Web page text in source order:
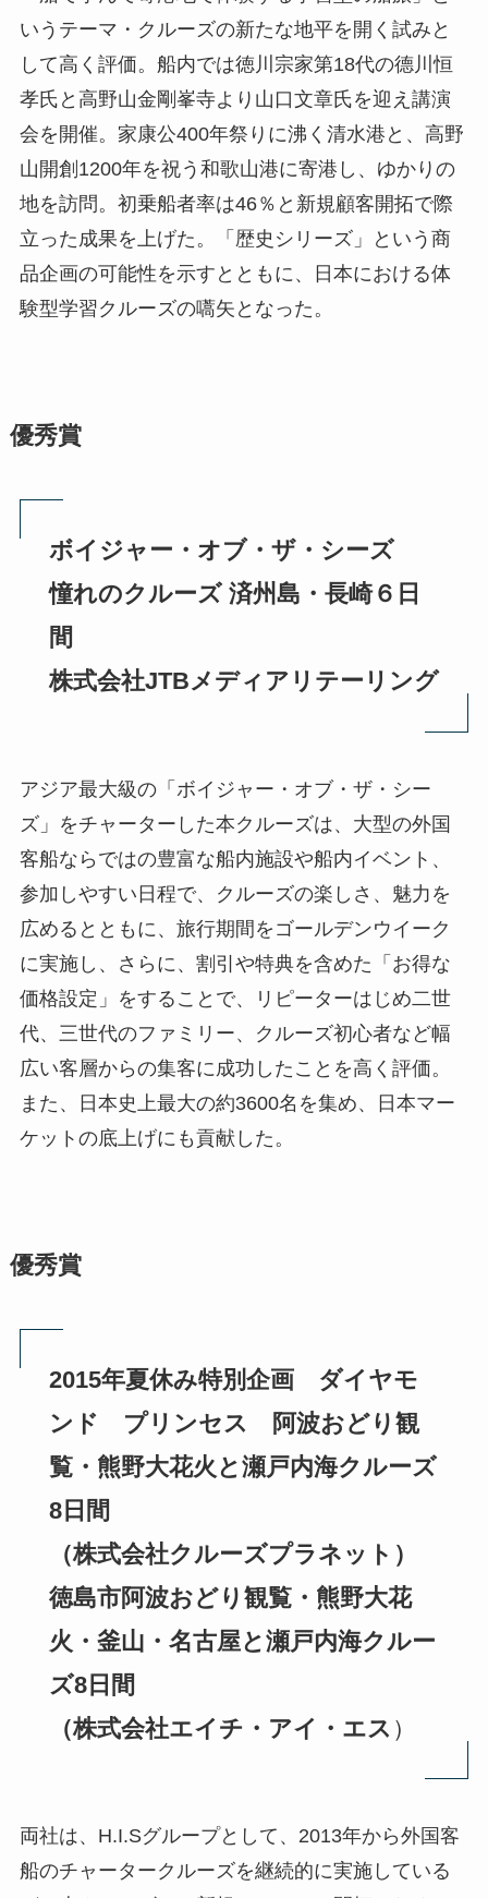
いうテーマ・クルーズの新たな地平を開く試みと
して高く評価。船内では徳川宗家第18代の德川恒
孝氏と高野山金剛峯寺より山口文章氏を迎え講演
会を開催。家康公400年祭りに沸く清水港と、高野
山開創1200年を祝う和歌山港に寄港し、ゆかりの
地を訪問。初乗船者率は46％と新規顧客開拓で際
立った成果を上げた。「歴史シリーズ」という商
品企画の可能性を示すとともに、日本における体
験型学習クルーズの嚆矢となった。
優秀賞
ボイジャー・オブ・ザ・シーズ
憧れのクルーズ 済州島・長崎６日
間
株式会社JTBメディアリテーリング
アジア最大級の「ボイジャー・オブ・ザ・シー
ズ」をチャーターした本クルーズは、大型の外国
客船ならではの豊富な船内施設や船内イベント、
参加しやすい日程で、クルーズの楽しさ、魅力を
広めるとともに、旅行期間をゴールデンウイーク
に実施し、さらに、割引や特典を含めた「お得な
価格設定」をすることで、リピーターはじめ二世
代、三世代のファミリー、クルーズ初心者など幅
広い客層からの集客に成功したことを高く評価。
また、日本史上最大の約3600名を集め、日本マー
ケットの底上げにも貢献した。
優秀賞
2015年夏休み特別企画 ダイヤモ
ンド プリンセス 阿波おどり観
覧・熊野大花火と瀬戸内海クルーズ
8日間
（株式会社クルーズプラネット）
徳島市阿波おどり観覧・熊野大花
火・釜山・名古屋と瀬戸内海クルー
ズ8日間
（株式会社エイチ・アイ・エス ）
両社は、H.I.Sグループとして、2013年から外国客
船のチャータークルーズを継続的に実施している